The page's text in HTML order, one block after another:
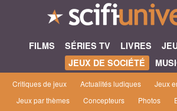
FILMS SÉRIES TV LIVRES
JEUX DE SOCIÉTÉ
Critiques de jeux Actualités ludiques Jeux
Jeux par thèmes
Concepteurs Photos